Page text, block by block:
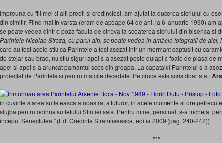
Impreuna cu fiii mei si alti preoti si credinciosi, am ajutat la ducerea sicriului cu
din cimitir. Fiind mai in varsta (eram de apoape 64 de ani, la 6 ianuarie 1990) am
se poate vedea dintr-o poza facuta de cineva la scoaterea sicriului din biserica si
Parintele Nicolae Streza, cu parul alb, se poate vedea in ambele fotografii de aici,
care au fost acolo stiu ca Parintele a fost asezat intr-un mormant captusit cu
de stejar sau brad, nu stiu sigur; apoi s-a asezat peste dulapi o foaie de plasa de
apei si apoi s-a aruncat pamantul scos din groapa. La capataiul Parintelui s-a
proiectat de Parintele si pentru maicile decedate. Pe cruce este scris doar atat:
in cuvinte starea sufleteasca a noastra, a tuturor, in acele momente si ore
slujba pentru odihna sufletului Sfintiei sale. Pentru mine, personal, s-a incheiat
inceput Senectutea.” (Ed. Credinta Stramoseasca, editia 2009 (pag. 240-242))
***